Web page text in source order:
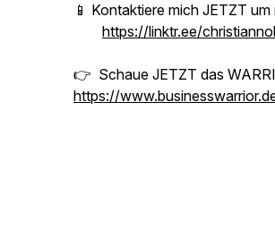
📱 Kontaktiere mich JETZT
https://linktr.ee/
👉 Schaue JETZT das
https://